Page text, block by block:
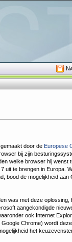
door de Europese
bij zijn
welke browser hij wenst
uit te brengen in Europa.
bood de mogelijkheid
was met deze
aangekondigde
ook Internet
Chrome) wordt
het